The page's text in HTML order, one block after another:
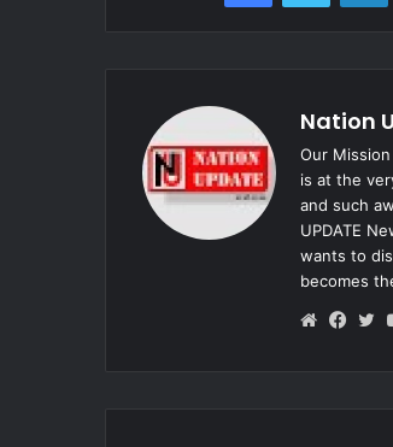
Nation
Our
is at the
and such
UPDATE
wants to
becomes